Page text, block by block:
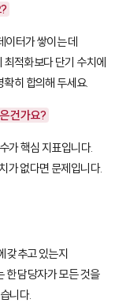
이터가 쌓이는 데
최적화보다 단기 수치에
히 합의해 두세요.
건가요?
가 핵심 지표입니다.
가 없다면 문제입니다.
갖추고 있는지
한 담당자가 모든 것을
니다.